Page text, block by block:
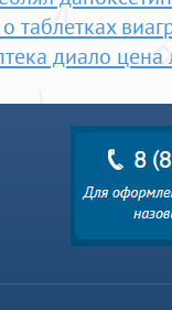
таблетках
диало цена